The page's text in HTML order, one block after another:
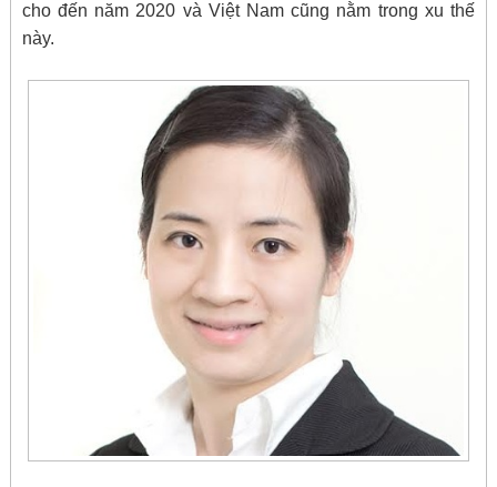
cho đến năm 2020 và Việt Nam cũng nằm trong xu thế
này.